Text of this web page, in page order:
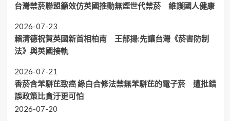
台灣禁菸聯盟籲效仿英國推動無煙世代禁菸 維護國人健康
2026-07-23
賴清德祝賀英國新首相柏南 王郁揚:先讓台灣《菸害防制
法》與英國接軌
2026-07-21
香菸含苯駢芘致癌 綠白合修法禁無苯駢芘的電子菸 遭批錯
誤政策比貪汙更可怕
2026-07-20